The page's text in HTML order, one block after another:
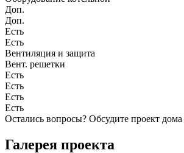
Доп.
Доп.
Есть
Есть
Вентиляция и защита
Вент. решетки
Есть
Есть
Есть
Есть
Остались вопросы? Обсудите проект дома
Галерея проекта